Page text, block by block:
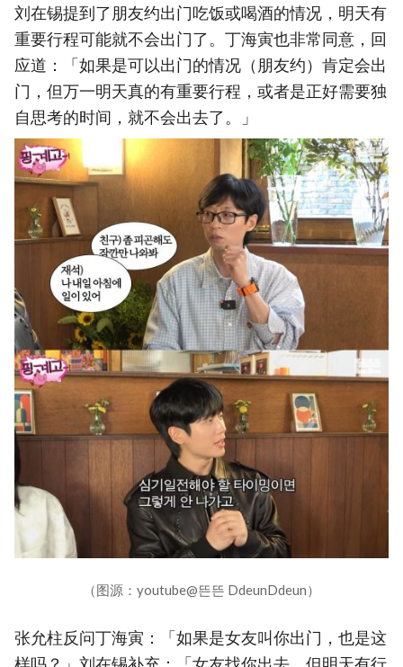
刘在锡提到了朋友约出门吃饭或喝酒的情况，明天有
重要行程可能就不会出门了。丁海寅也非常同意，回
应道：「如果是可以出门的情况（朋友约）肯定会出
门，但万一明天真的有重要行程，或者是正好需要独
自思考的时间，就不会出去了。」
（图源：youtube@뜬뜬 DdeunDdeun）
张允柱反问丁海寅：「如果是女友叫你出门，也是这